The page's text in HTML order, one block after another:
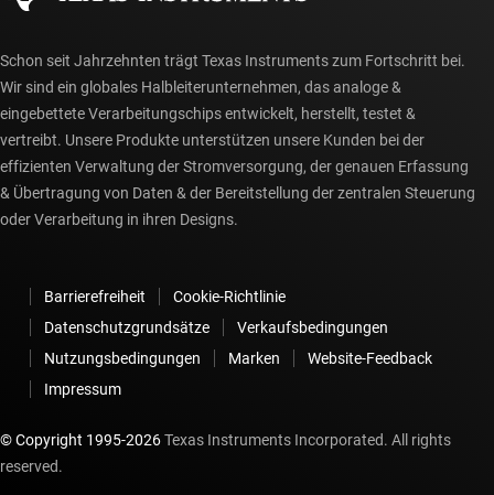
Schon seit Jahrzehnten trägt Texas Instruments zum Fortschritt bei.
Wir sind ein globales Halbleiterunternehmen, das analoge &
eingebettete Verarbeitungschips entwickelt, herstellt, testet &
vertreibt. Unsere Produkte unterstützen unsere Kunden bei der
effizienten Verwaltung der Stromversorgung, der genauen Erfassung
& Übertragung von Daten & der Bereitstellung der zentralen Steuerung
oder Verarbeitung in ihren Designs.
Barrierefreiheit
Cookie-Richtlinie
Datenschutzgrundsätze
Verkaufsbedingungen
Nutzungsbedingungen
Marken
Website-Feedback
Impressum
© Copyright 1995-2026Texas Instruments Incorporated. All rights
reserved.